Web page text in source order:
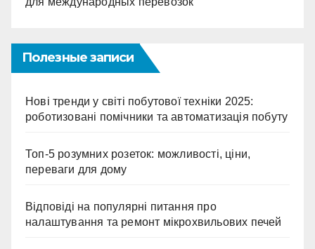
Полезные записи
Нові тренди у світі побутової техніки 2025:
роботизовані помічники та автоматизація побуту
Топ-5 розумних розеток: можливості, ціни,
переваги для дому
Відповіді на популярні питання про
налаштування та ремонт мікрохвильових печей